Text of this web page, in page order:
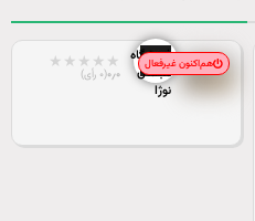
فروشگاه
مبلمان
نوژا
هم‌اکنون غیرفعال ★★ ★ ★★
۰٫۰(۰ رأی)